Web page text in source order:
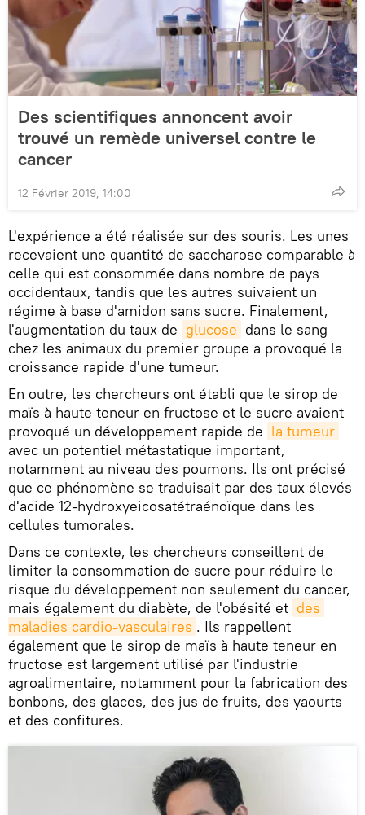
Des scientifiques annoncent avoir
trouvé un remède universel contre le
cancer
12 Février 2019, 14:00
L'expérience a été réalisée sur des souris. Les unes
recevaient une quantité de saccharose comparable à
celle qui est consommée dans nombre de pays
occidentaux, tandis que les autres suivaient un
régime à base d'amidon sans sucre. Finalement,
l'augmentation du taux de glucose dans le sang
chez les animaux du premier groupe a provoqué la
croissance rapide d'une tumeur.
En outre, les chercheurs ont établi que le sirop de
maïs à haute teneur en fructose et le sucre avaient
provoqué un développement rapide de la tumeur
avec un potentiel métastatique important,
notamment au niveau des poumons. Ils ont précisé
que ce phénomène se traduisait par des taux élevés
d'acide 12-hydroxyeicosatétraénoïque dans les
cellules tumorales.
Dans ce contexte, les chercheurs conseillent de
limiter la consommation de sucre pour réduire le
risque du développement non seulement du cancer,
mais également du diabète, de l'obésité et des
maladies cardio-vasculaires . Ils rappellent
également que le sirop de maïs à haute teneur en
fructose est largement utilisé par l'industrie
agroalimentaire, notamment pour la fabrication des
bonbons, des glaces, des jus de fruits, des yaourts
et des confitures.